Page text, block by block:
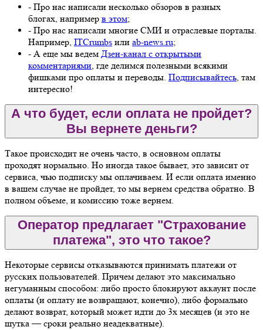
- Про нас написали несколько обзоров в разных
блогах, например в этом;
- Про нас написали многие СМИ и отраслевые порталы.
Например, ITCrumbs или ab-news.ru;
- А еще мы ведем Дзен-канал с открытыми
комментариями, где делимся полезными всякими
фишками про оплаты и переводы. Подписывайтесь, там
интересно!
А что будет, если оплата не пройдет?
Вы вернете деньги?
Такое происходит не очень часто, в основном оплаты
проходят нормально. Но иногда такое бывает, это зависит от
сервиса, чью подписку мы оплачиваем. И если оплата именно
в вашем случае не пройдет, то мы вернем средства обратно. В
полном объеме, и комиссию тоже вернем.
Оператор предлагает "Страхование
платежа", это что такое?
Некоторые сервисы отказываются принимать платежи от
русских пользователей. Причем делают это максимально
негуманным способом: либо просто блокируют аккаунт после
оплаты (и оплату не возвращают, конечно), либо формально
делают возврат, который может идти до 3х месяцев (и это не
шутка — сроки реально неадекватные).